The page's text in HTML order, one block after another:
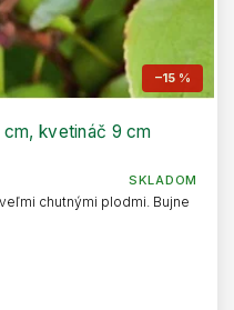
–15 %
kvetináč 9 cm
SKLADOM
chutnými plodmi. Bujne